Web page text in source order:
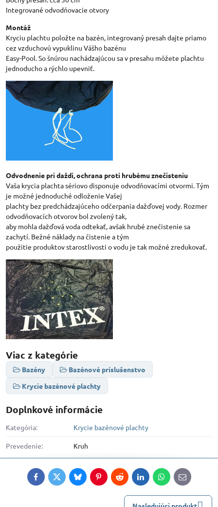
Integrované odvodňovacie otvory
Montáž
Kryciu plachtu položte na bazén, integrovaný presah dajte priamo
cez vzduchovú vypuklinu Vášho bazénu
Easy-Pool. So šnúrou nachádzajúcou sa v presahu môžete plachtu
jednoducho a rýchlo upevniť.
Odvodnenie pri daždi, ochrana proti hrubému znečisteniu
Vaša krycia plachta sériovo disponuje odvodňovacími otvormi. Tým
je možné jednoduché odloženie Vašej
plachty bez predchádzajúceho odčerpania dažďovej vody. Rozmer
odvodňovacích otvorov bol zvolený tak,
aby mohla dažďová voda odtekať, avšak hrubé znečistenie sa
zachytí. Bežné náklady na čistenie a tým
použitie produktov starostlivosti o vodu je tak možné zredukovať.
Viac z kategórie
Bazény
Bazénové príslušenstvo
Krycie bazénové plachty
Doplnkové informácie
Kategória: Krycie bazénové plachty
Prevedenie: Kruh
FacebookTwitterBlueskyPinterestRedditLinkedInWhatsApp
E-
mail